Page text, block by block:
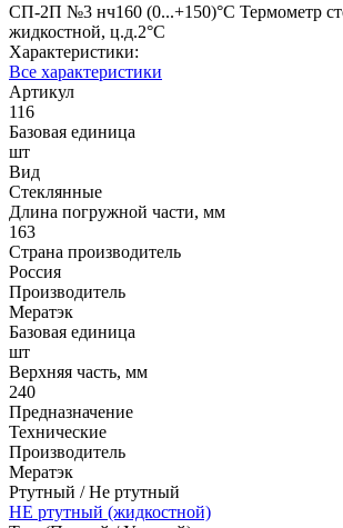
СП-2П №3 нч160 (0...+150)°С Термометр
жидкостной, ц.д.2°С
Характеристики:
Все характеристики
Артикул
116
Базовая единица
шт
Вид
Стеклянные
Длина погружной части, мм
163
Страна производитель
Россия
Производитель
Мератэк
Базовая единица
шт
Верхняя часть, мм
240
Предназначение
Технические
Производитель
Мератэк
Ртутный / Не ртутный
НЕ ртутный (жидкостной)